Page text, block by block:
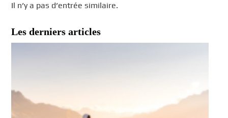
Il n’y a pas d’entrée similaire.
Les derniers articles